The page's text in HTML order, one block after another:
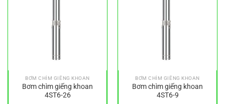
BƠM CHÌM GIẾNG KHOAN
Bơm chìm giếng khoan
4ST6-26
BƠM CHÌM GIẾNG KHOAN
Bơm chìm giếng khoan
4ST6-9